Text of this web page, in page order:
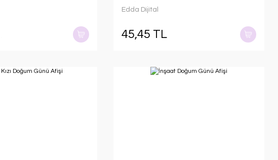
Edda Dijital
45,45 TL